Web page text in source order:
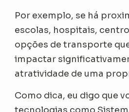
Por exemplo, se há
escolas, hospitais,
opções de transporte
impactar
atratividade de uma
Como dica, eu digo que